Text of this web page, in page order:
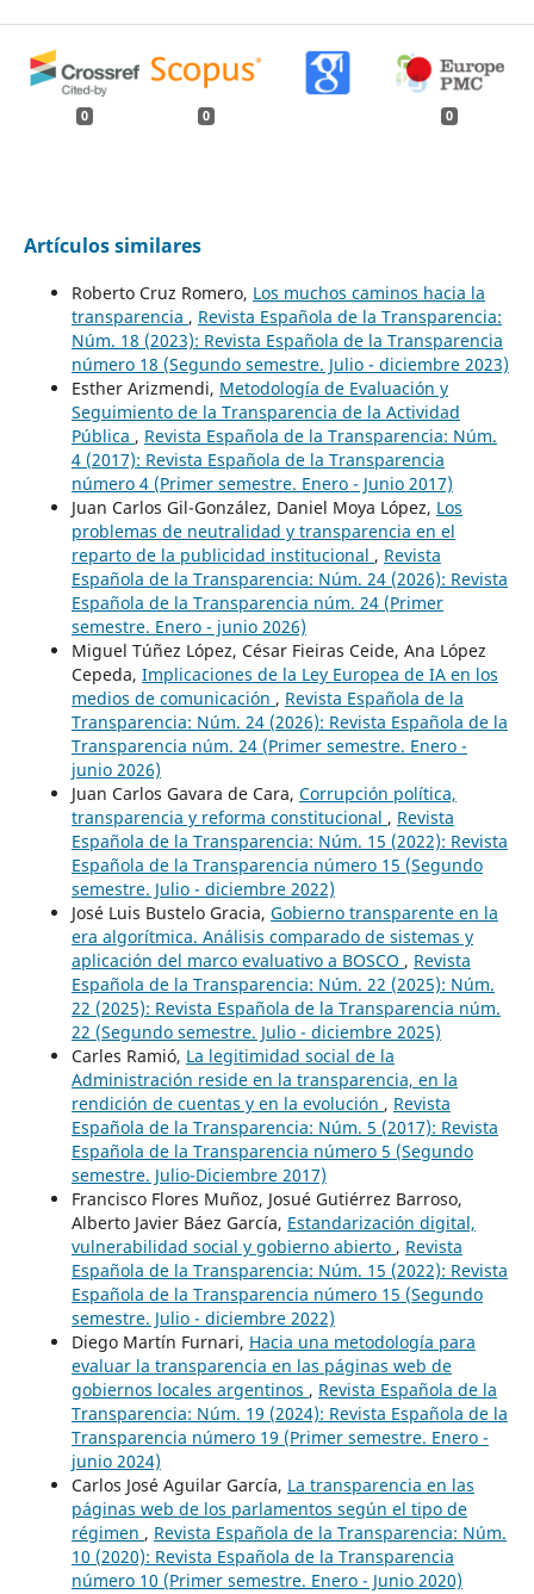
0 0 0
Artículos similares
Roberto Cruz Romero, Los muchos caminos hacia la
transparencia , Revista Española de la Transparencia:
Núm. 18 (2023): Revista Española de la Transparencia
número 18 (Segundo semestre. Julio - diciembre 2023)
Esther Arizmendi, Metodología de Evaluación y
Seguimiento de la Transparencia de la Actividad
Pública , Revista Española de la Transparencia: Núm.
4 (2017): Revista Española de la Transparencia
número 4 (Primer semestre. Enero - Junio 2017)
Juan Carlos Gil-González, Daniel Moya López, Los
problemas de neutralidad y transparencia en el
reparto de la publicidad institucional , Revista
Española de la Transparencia: Núm. 24 (2026): Revista
Española de la Transparencia núm. 24 (Primer
semestre. Enero - junio 2026)
Miguel Túñez López, César Fieiras Ceide, Ana López
Cepeda, Implicaciones de la Ley Europea de IA en los
medios de comunicación , Revista Española de la
Transparencia: Núm. 24 (2026): Revista Española de la
Transparencia núm. 24 (Primer semestre. Enero -
junio 2026)
Juan Carlos Gavara de Cara, Corrupción política,
transparencia y reforma constitucional , Revista
Española de la Transparencia: Núm. 15 (2022): Revista
Española de la Transparencia número 15 (Segundo
semestre. Julio - diciembre 2022)
José Luis Bustelo Gracia, Gobierno transparente en la
era algorítmica. Análisis comparado de sistemas y
aplicación del marco evaluativo a BOSCO , Revista
Española de la Transparencia: Núm. 22 (2025): Núm.
22 (2025): Revista Española de la Transparencia núm.
22 (Segundo semestre. Julio - diciembre 2025)
Carles Ramió, La legitimidad social de la
Administración reside en la transparencia, en la
rendición de cuentas y en la evolución , Revista
Española de la Transparencia: Núm. 5 (2017): Revista
Española de la Transparencia número 5 (Segundo
semestre. Julio-Diciembre 2017)
Francisco Flores Muñoz, Josué Gutiérrez Barroso,
Alberto Javier Báez García, Estandarización digital,
vulnerabilidad social y gobierno abierto , Revista
Española de la Transparencia: Núm. 15 (2022): Revista
Española de la Transparencia número 15 (Segundo
semestre. Julio - diciembre 2022)
Diego Martín Furnari, Hacia una metodología para
evaluar la transparencia en las páginas web de
gobiernos locales argentinos , Revista Española de la
Transparencia: Núm. 19 (2024): Revista Española de la
Transparencia número 19 (Primer semestre. Enero -
junio 2024)
Carlos José Aguilar García, La transparencia en las
páginas web de los parlamentos según el tipo de
régimen , Revista Española de la Transparencia: Núm.
10 (2020): Revista Española de la Transparencia
número 10 (Primer semestre. Enero - Junio 2020)